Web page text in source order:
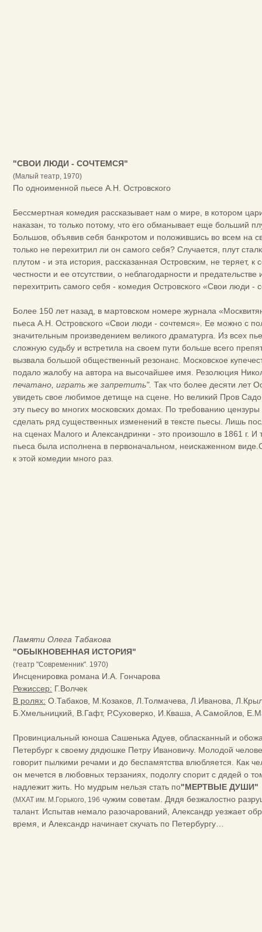
"СВОИ ЛЮДИ - СОЧТЕМСЯ"
(Малый театр, 1970)
По одноименной пьесе А.Н. Островского
Бессмертная комедия рассказывает нам о мире, в котором
наказан, то только потому, что его обманывает еще больший
Большов, объявив себя банкротом и положившись во всем на
только не перехитрил ли он самого себя? Случается, плут
плутом - и эта история, рассказанная Островским, не теряет,
честности и ее отсутствии, о неблагодарности и
перехитрить самого себя - комедия Островского «Свои люди -
Более 150 лет назад, в мартовском номере журнала
пьеса А.Н. Островского «Свои люди - сочтемся». Ее можно с
значительным произведением великого драматурга. Из всех
сложную судьбу и встретила на своем пути больше всего
вызвала большой общественный резонанс. Московское
подало жалобу на автора на высочайшее имя. Резолюция
печатано, играть же запретить". Так что более десяти лет
увидеть свое любимое детище на сцене. Но великий Пров
эту пьесу во многих московских домах. По требованию
сделать ряд существенных изменений в тексте пьесы. Лишь
на сценах Малого и Александринки - это произошло в 1861 г. И
пьеса была исполнена в первоначальном, неискаженном
к этой комедии много раз.
Памяти Олега Табакова
"ОБЫКНОВЕННАЯ ИСТОРИЯ"
(театр "Современник". 1970)
Инсценировка романа И.А. Гончарова
Режиссер: Г.Волчек
В ролях: О.Табаков, М.Козаков, Л.Толмачева, Л.Иванова,
Б.Хмельницкий, В.Гафт, Р.Суховерко, И.Кваша, А.Самойлов,
Провинциальный юноша Сашенька Адуев, обласканный и
Петербург к своему дядюшке Петру Ивановичу. Молодой
говорит пылкими речами и до беспамятства влюбляется. Как
он мечется в любовных терзаниях, подолгу спорит с дядей о
надлежит жить. Но мудрым нельзя стать по"МЕРТВЫЕ ДУШИ"
(МХАТ им. М.Горького, 196 чужим советам. Дядя безжалостно
талант. Испытав немало разочарований, Александр уезжает
время, и Александр начинает скучать по Петербургу…